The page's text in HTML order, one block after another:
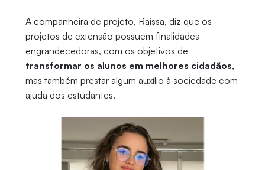
A companheira de projeto, Raissa, diz que os
projetos de extensão possuem finalidades
engrandecedoras, com os objetivos de
transformar os alunos em melhores cidadãos,
mas também prestar algum auxílio à sociedade com
ajuda dos estudantes.